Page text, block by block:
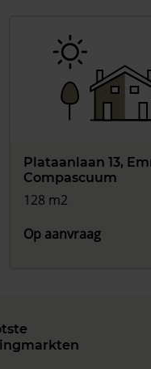
Plataanlaan 13,
Compascuum
128 m2
Op aanvraag